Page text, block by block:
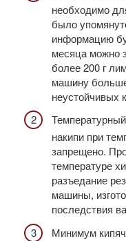
необходимо
было
информацию
месяца можно
более 200 г
машину
неустойчивых
накипи при
запрещено.
температуре
разъедание
машины,
последствия
Минимум